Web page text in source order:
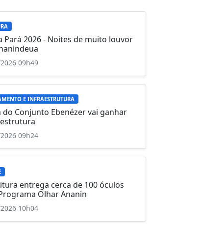
Pará 2026 - Noites de muito louvor
09h49
E INFRAESTRUTURA
do Conjunto Ebenézer vai ganhar
09h24
entrega cerca de 100 óculos
Olhar Ananin
10h04